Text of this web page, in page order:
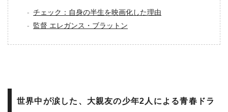
チェック：自身の半生を映画化した理由
監督 エレガンス・ブラットン
世界中が涙した、大親友の少年2人による青春ドラ